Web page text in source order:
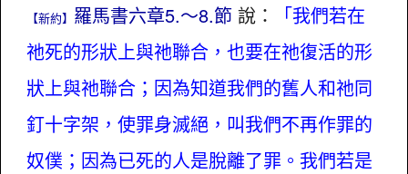
【新約】 羅馬書六章5.～8.節說：
「我們若在
祂死的形狀上與祂聯合，也要在祂復活的形
狀上與祂聯合；因為知道我們的舊人和祂同
釘十字架，使罪身滅絕，叫我們不再作罪的
奴僕；因為已死的人是脫離了罪。我們若是